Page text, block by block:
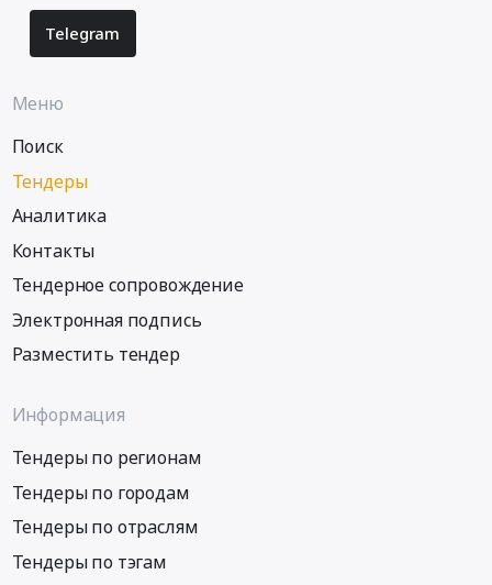
Telegram
Меню
Поиск
Тендеры
Аналитика
Контакты
Тендерное сопровождение
Электронная подпись
Разместить тендер
Информация
Тендеры по регионам
Тендеры по городам
Тендеры по отраслям
Тендеры по тэгам